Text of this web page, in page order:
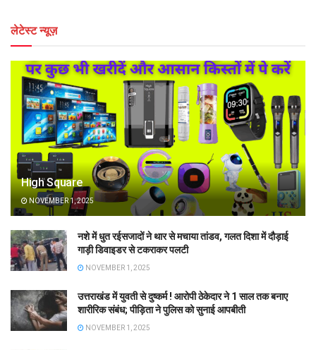
लेटेस्ट न्यूज़
High Square
NOVEMBER 1, 2025
नशे में धुत रईसजादों ने थार से मचाया तांडव, गलत दिशा में दौड़ाई
गाड़ी डिवाइडर से टकराकर पलटी
NOVEMBER 1, 2025
उत्तराखंड में युवती से दुष्कर्म ! आरोपी ठेकेदार ने 1 साल तक बनाए
शारीरिक संबंध; पीड़िता ने पुलिस को सुनाई आपबीती
NOVEMBER 1, 2025